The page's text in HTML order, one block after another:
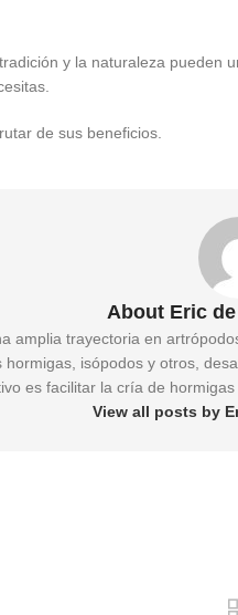
y la naturaleza
de sus beneficios.
About Eric
amplia trayectoria en
isópodos y otros,
es facilitar la cría de
View all posts by